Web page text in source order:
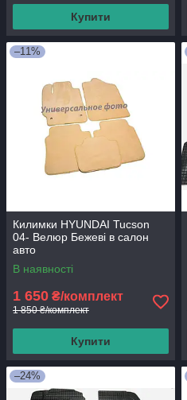
Купити
–11%
Килимки HYUNDAI Tucson
04- Велюр Бежеві в салон
авто
В наявності
1 650 ₴/комплект
1 850 ₴/комплект
Купити
–24%